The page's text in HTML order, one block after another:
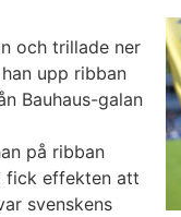
och trillade ner
upp ribban
Bauhaus-galan
på ribban
fick effekten att
svenskens